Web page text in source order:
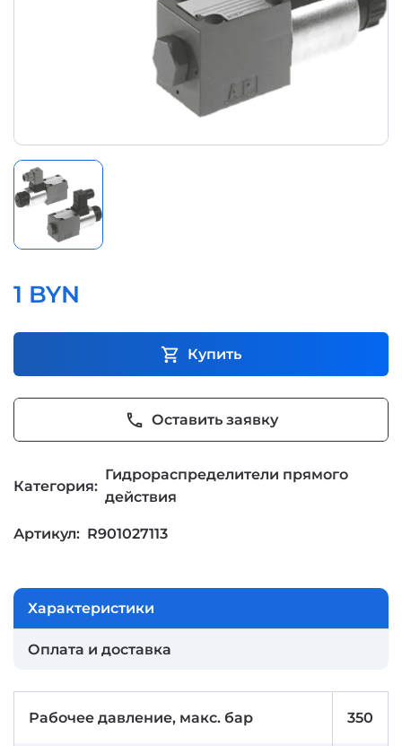
1 BYN
shopping_cart Купить
phone Оставить заявку
Категория:
Гидрораспределители прямого
действия
Артикул: R901027113
Характеристики
Оплата и доставка
Рабочее давление, макс. бар 350